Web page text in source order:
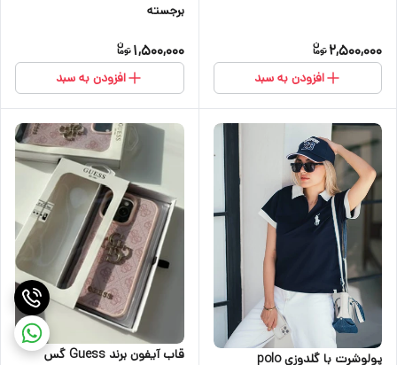
2,500,000
افزودن به سبد
برجسته
1,500,000
افزودن به سبد
پولوشرت با گلدوزی polo قاب آیفون برند Guess گس